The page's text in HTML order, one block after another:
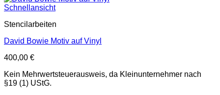
Schnellansicht
Stencilarbeiten
David Bowie Motiv auf Vinyl
400,00 €
Kein Mehrwertsteuerausweis, da Kleinunternehmer nach
§19 (1) UStG.